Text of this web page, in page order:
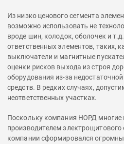
Из низко ценового сегмента
возможно использовать не
вроде шин, колодок, оболочек и
ответственных элементов, таких,
выключатели и магнитные
оценки рисков выхода из строя
оборудования из-за
средств. В редких случаях,
неответственных участках.
Поскольку компания НОРД многие
производителем
компании сформировался